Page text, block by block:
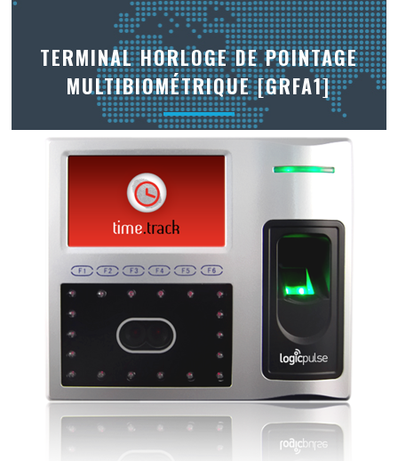
TERMINAL HORLOGE DE POINTAGE
MULTIBIOMÉTRIQUE [GRFA1]